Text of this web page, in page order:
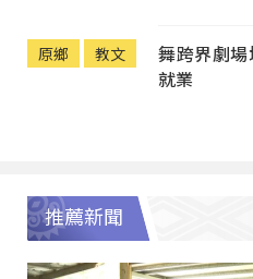
原鄉 教文
舞跨界劇
就業
推薦新聞